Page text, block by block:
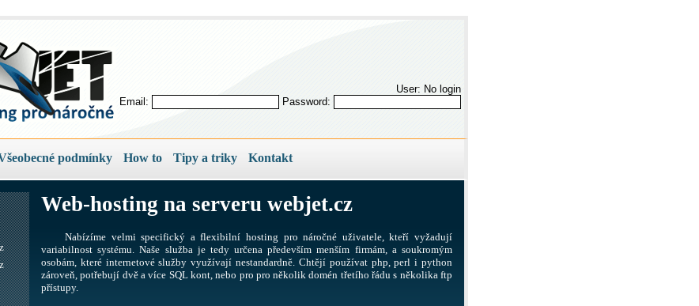
User: No login
Email:
Password:
podmínky How to Tipy a triky Kontakt
Web-hosting na serveru webjet.cz
Nabízíme velmi specifický a flexibilní hosting pro náročné uživatele, kteří vyžadují
variabilnost systému. Naše služba je tedy určena především menším firmám, a soukromým
osobám, které internetové služby využívají nestandardně. Chtějí používat php, perl i python
zároveň, potřebují dvě a více SQL kont, nebo pro pro několik domén třetího řádu s několika ftp
přístupy.